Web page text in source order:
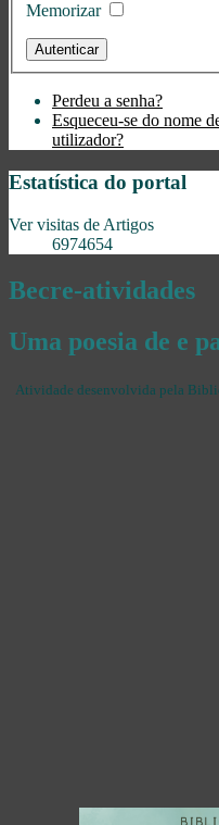
Memorizar
Perdeu a senha?
Esqueceu-se do nome
utilizador?
Estatística do portal
Ver visitas de Artigos
6974654
Becre-atividades
Uma poesia de e
Atividade desenvolvida pela